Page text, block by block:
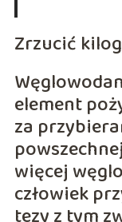
Zrzucić
element
za
więcej
człowiek